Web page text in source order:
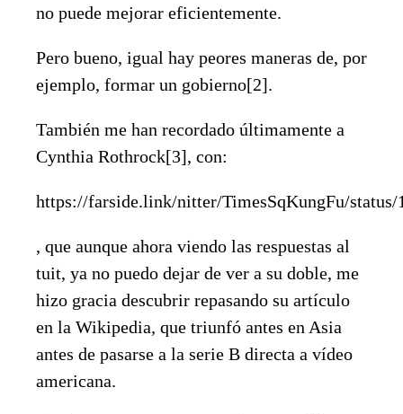
no puede mejorar eficientemente.
Pero bueno, igual hay peores maneras de, por
ejemplo, formar un gobierno[2].
También me han recordado últimamente a
Cynthia Rothrock[3], con:
https://farside.link/nitter/TimesSqKungFu/status/
, que aunque ahora viendo las respuestas al
tuit, ya no puedo dejar de ver a su doble, me
hizo gracia descubrir repasando su artículo
en la Wikipedia, que triunfó antes en Asia
antes de pasarse a la serie B directa a vídeo
americana.